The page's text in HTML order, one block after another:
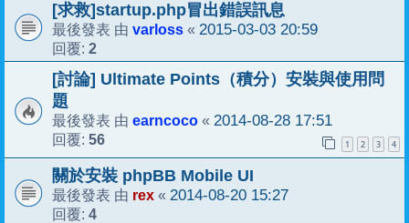
[求救]startup.php冒出錯誤訊息
最後發表 由 varloss « 2015-03-03 20:59
回覆: 2
[討論] Ultimate Points（積分）安裝與使用問
題
最後發表 由 earncoco « 2014-08-28 17:51
回覆: 56 1 2 3 4
關於安裝 phpBB Mobile UI
最後發表 由 rex « 2014-08-20 15:27
回覆: 4